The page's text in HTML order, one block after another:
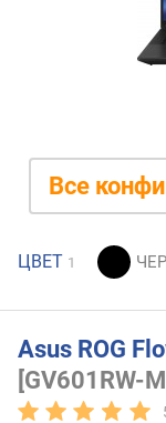
Все
ЦВЕТ 1
Asus ROG
[GV601RW-